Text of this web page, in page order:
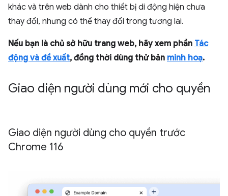
khác và trên web dành cho thiết bị di động hiện chưa
thay đổi, nhưng có thể thay đổi trong tương lai.
Nếu bạn là chủ sở hữu trang web, hãy xem phần Tác
động và đề xuất, đồng thời dùng thử bản minh hoạ.
Giao diện người dùng mới cho quyền
Giao diện người dùng cho quyền trước
Chrome 116